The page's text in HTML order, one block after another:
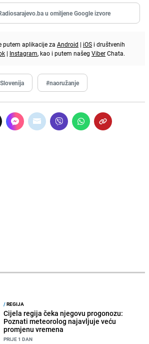
u omiljene Google izvore
putem aplikacije za Android | iOS i društvenih
| Instagram, kao i putem našeg ViberChata.
#naoružanje
/REGIJA
Cijela regija čeka njegovu progonozu:
Poznati meteorolog najavljuje veću
promjenu vremena
PRIJE 1 DAN